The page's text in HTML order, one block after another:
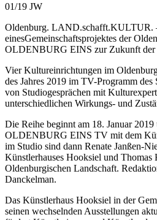
01/19 JW
Oldenburg. LAND.schafft.KULTUR.
einesGemeinschaftsprojektes der
OLDENBURG EINS zur Zukunft der
Vier Kultureinrichtungen im
des Jahres 2019 im TV-Programm des
von Studiogesprächen mit
unterschiedlichen Wirkungs- und
Die Reihe beginnt am 18. Januar
OLDENBURG EINS TV mit dem
im Studio sind dann Renate Janßen-
Künstlerhauses Hooksiel und Thomas
Oldenburgischen Landschaft.
Danckelman.
Das Künstlerhaus Hooksiel in der
seinen wechselnden Ausstellungen